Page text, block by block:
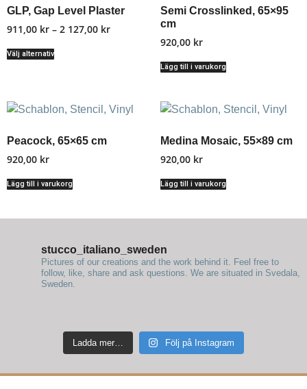
GLP, Gap Level Plaster
911,00 kr – 2 127,00 kr
Välj alternativ
Semi Crosslinked, 65×95
cm
920,00 kr
Lägg till i varukorg
Peacock, 65×65 cm
920,00 kr
Lägg till i varukorg
Medina Mosaic, 55×89 cm
920,00 kr
Lägg till i varukorg
stucco_italiano_sweden
Pictures of our creations and the work behind it. Feel free to
follow, like, share and ask questions. We are situated in Svedala,
Sweden.
Ladda mer… Följ på Instagram